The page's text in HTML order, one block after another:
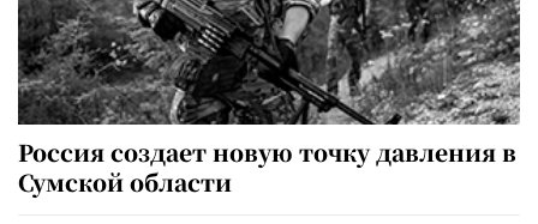
Россия создает новую точку давления в
Сумской области